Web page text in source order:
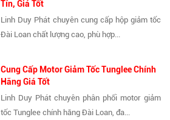
Tín, Giá Tốt
Linh Duy Phát chuyên cung cấp hộp giảm tốc
Đài Loan chất lượng cao, phù hợp...
Cung Cấp Motor Giảm Tốc Tunglee Chính
Hãng Giá Tốt
Linh Duy Phát chuyên phân phối motor giảm
tốc Tunglee chính hãng Đài Loan, đa...